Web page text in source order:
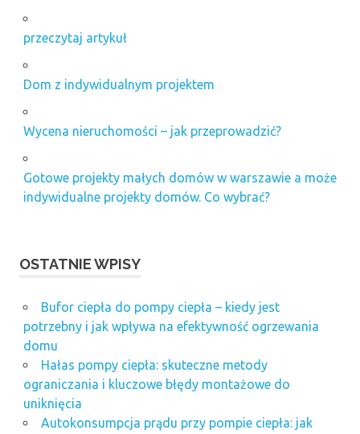
przeczytaj artykuł
Dom z indywidualnym projektem
Wycena nieruchomości – jak przeprowadzić?
Gotowe projekty małych domów w warszawie a może
indywidualne projekty domów. Co wybrać?
OSTATNIE WPISY
Bufor ciepła do pompy ciepła – kiedy jest
potrzebny i jak wpływa na efektywność ogrzewania
domu
Hałas pompy ciepła: skuteczne metody
ograniczania i kluczowe błędy montażowe do
uniknięcia
Autokonsumpcja prądu przy pompie ciepła: jak